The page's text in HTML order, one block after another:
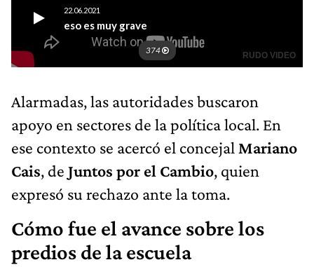
Alarmadas, las autoridades buscaron
apoyo en sectores de la política local. En
ese contexto se acercó el concejal Mariano
Cais, de Juntos por el Cambio, quien
expresó su rechazo ante la toma.
Cómo fue el avance sobre los
predios de la escuela